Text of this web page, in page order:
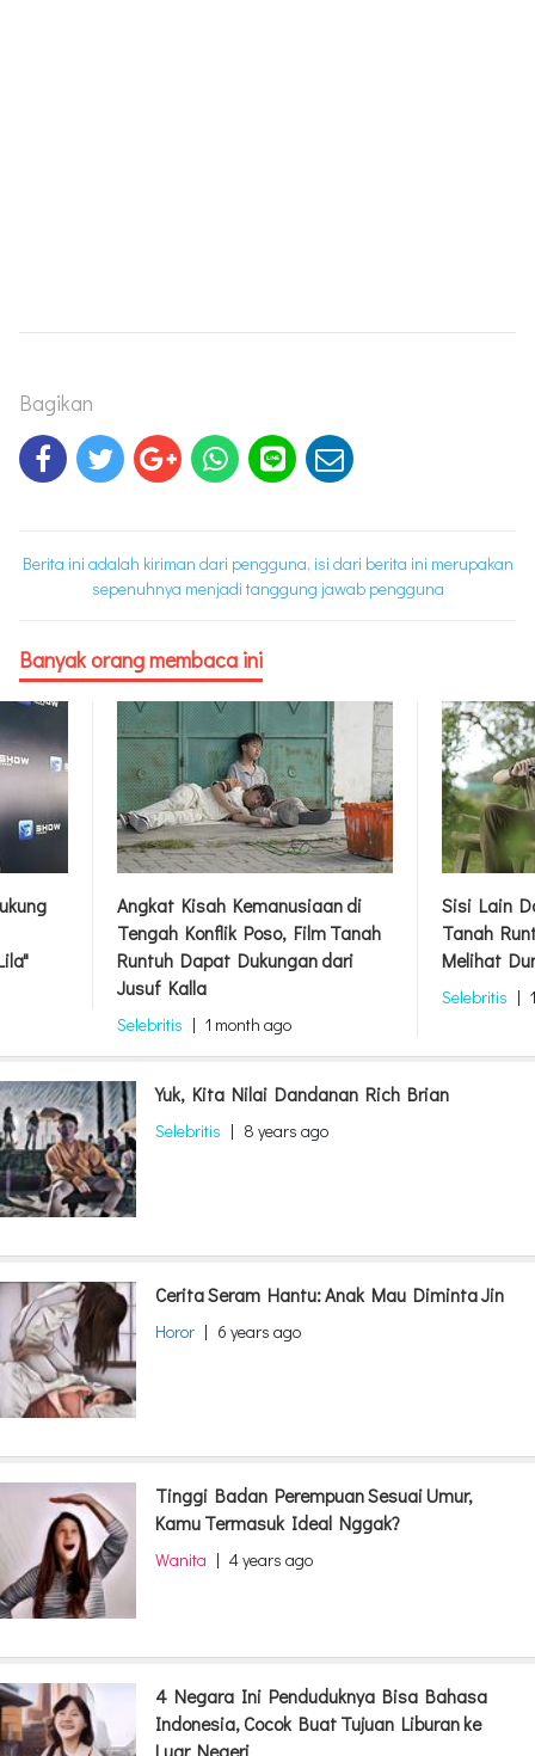
Bagikan
Berita ini adalah kiriman dari pengguna, isi dari berita ini merupakan
sepenuhnya menjadi tanggung jawab pengguna
Banyak orang membaca ini
Angkat Kisah Kemanusiaan di
Tengah Konflik Poso, Film Tanah
Runtuh Dapat Dukungan dari
Jusuf Kalla
Selebritis | 1 month ago
Sisi Lain
Tanah
Melihat
Selebritis |
Yuk, Kita Nilai Dandanan Rich Brian
Selebritis | 8 years ago
Cerita Seram Hantu: Anak Mau Diminta Jin
Horor | 6 years ago
Tinggi Badan Perempuan Sesuai Umur,
Kamu Termasuk Ideal Nggak?
Wanita | 4 years ago
4 Negara Ini Penduduknya Bisa Bahasa
Indonesia, Cocok Buat Tujuan Liburan ke
Luar Negeri